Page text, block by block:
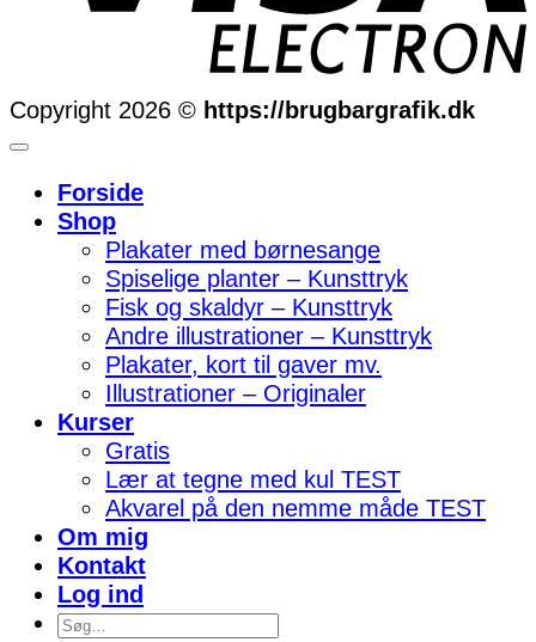
Copyright 2026 © https://brugbargrafik.dk
Forside
Shop
Plakater med børnesange
Spiselige planter – Kunsttryk
Fisk og skaldyr – Kunsttryk
Andre illustrationer – Kunsttryk
Plakater, kort til gaver mv.
Illustrationer – Originaler
Kurser
Gratis
Lær at tegne med kul TEST
Akvarel på den nemme måde TEST
Om mig
Kontakt
Log ind
Søg